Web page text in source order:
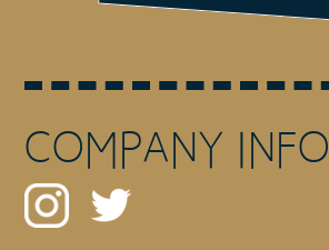
COMPANY INFO